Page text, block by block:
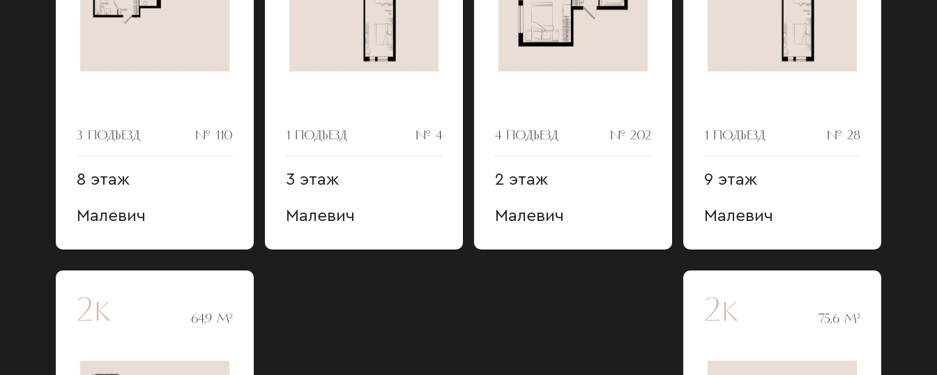
3 ПОДЪЕЗД № 110
8 этаж
Малевич
1 ПОДЪЕЗД № 4
3 этаж
Малевич
4 ПОДЪЕЗД № 202
2 этаж
Малевич
1 ПОДЪЕЗД № 28
9 этаж
Малевич
2к 64,9 М² 2к 75,6 М²